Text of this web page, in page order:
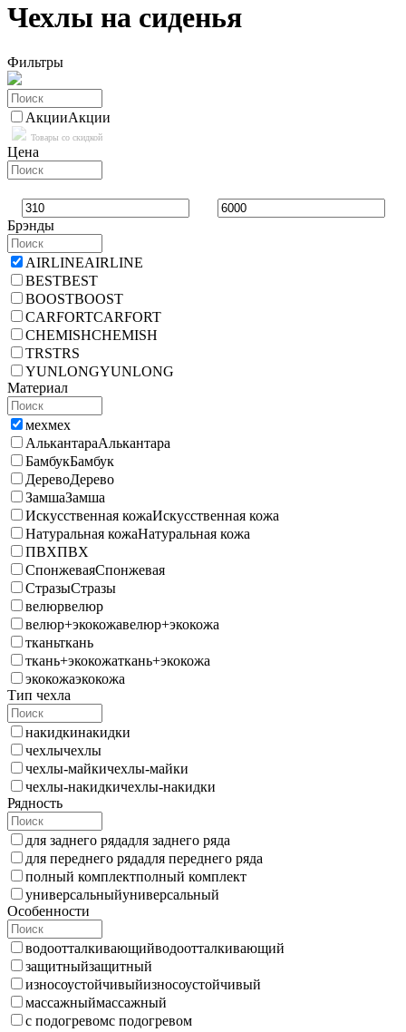
Чехлы на сиденья
Фильтры
АкцииАкции
Товары со скидкой
Цена
Брэнды
AIRLINEAIRLINE
BESTBEST
BOOSTBOOST
CARFORTCARFORT
CHEMISHCHEMISH
TRSTRS
YUNLONGYUNLONG
Материал
мехмех
АлькантараАлькантара
БамбукБамбук
ДеревоДерево
ЗамшаЗамша
Искусственная кожаИскусственная кожа
Натуральная кожаНатуральная кожа
ПВХПВХ
СпонжеваяСпонжевая
СтразыСтразы
велюрвелюр
велюр+экокожавелюр+экокожа
тканьткань
ткань+экокожаткань+экокожа
экокожаэкокожа
Тип чехла
накидкинакидки
чехлычехлы
чехлы-майкичехлы-майки
чехлы-накидкичехлы-накидки
Рядность
для заднего рядадля заднего ряда
для переднего рядадля переднего ряда
полный комплектполный комплект
универсальныйуниверсальный
Особенности
водоотталкивающийводоотталкивающий
защитныйзащитный
износоустойчивыйизносоустойчивый
массажныймассажный
с подогревомс подогревом